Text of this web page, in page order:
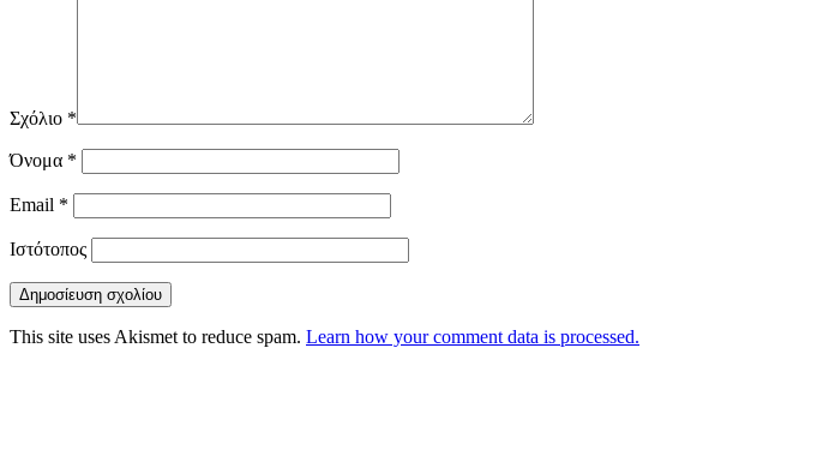
Σχόλιο *
Όνομα *
Email *
Ιστότοπος
This site uses Akismet to reduce spam. Learn how your comment data is processed.